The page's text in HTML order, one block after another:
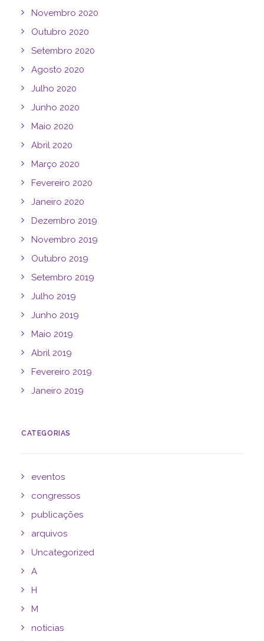
Novembro 2020
Outubro 2020
Setembro 2020
Agosto 2020
Julho 2020
Junho 2020
Maio 2020
Abril 2020
Março 2020
Fevereiro 2020
Janeiro 2020
Dezembro 2019
Novembro 2019
Outubro 2019
Setembro 2019
Julho 2019
Junho 2019
Maio 2019
Abril 2019
Fevereiro 2019
Janeiro 2019
CATEGORIAS
eventos
congressos
publicações
arquivos
Uncategorized
A
H
M
notícias